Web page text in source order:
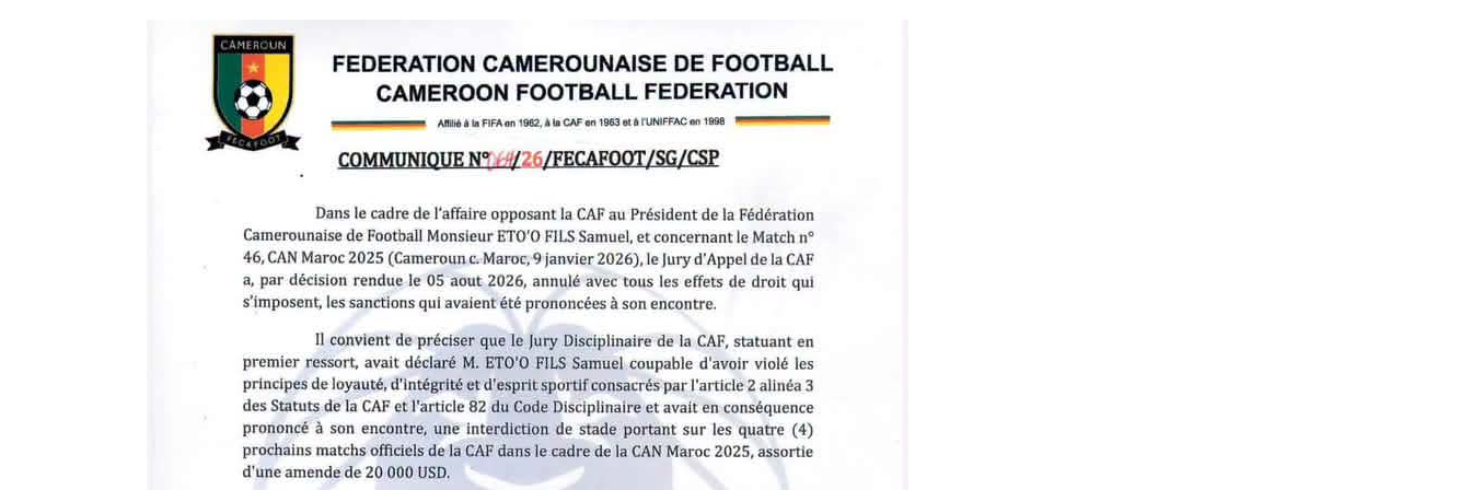
À y regarder de plus près, un départ temporaire pourrait satisfaire toutes les parties. Getafe
conserverait un joueur sous contrat tout en lui offrant davantage de temps de jeu, tandis que
Málaga récupérerait un milieu déjà habitué aux exigences du football espagnol.
Un prêt envisagé dès cet été
clôture du mercato. Une formule qui permettrait au joueur de retrouver du rythme et de la
Pourtant, le dossier reste ouvert. Selon les informations exclusives d’Africafoot, Yvan Neyou
souhaite encore convaincre le staff de Getafe et gagner sa place au sein de l’effectif. Mais
l’intérêt grandissant de plusieurs clubs pourrait accélérer les discussions.
Des prétendants également en Italie et en France
Málaga n’est pas seul dans cette course. Le milieu défensif camerounais attire aussi